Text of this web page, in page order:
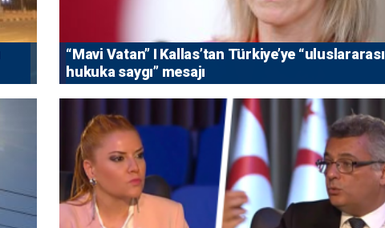
“Mavi Vatan” I Kallas’tan Türkiye’ye “uluslararası
hukuka saygı” mesajı